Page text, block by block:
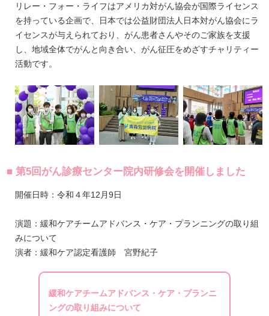
リレー・フォー・ライフはアメリカ対がん協会が国際ライセンス
を持っている企画で、⽇本では公益財団法人⽇本対がん協会にラ
イセンスが与えられており、がん患者さんやそのご家族を支援
し、地域全体でがんと向き合い、がん征圧をめざすチャリティー
活動です。
■ 第5回がん診療センター院内研修会を開催しました
開催日時：令和４年12月9日
演題：緩和ケアチームアドバンス・ケア・プランニングの取り組
みについて
演者：緩和ケア認定看護師 宮野紀子
緩和ケアチームアドバンス・ケア・プランニ
ングの取り組みについて